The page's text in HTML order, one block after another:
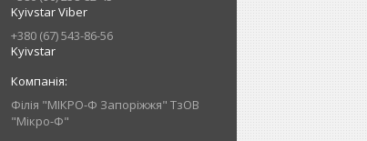
Kyivstar Viber
+380 (67) 543-86-56
Kyivstar
Філія "МІКРО-Ф Запоріжжя" ТзОВ
"Мікро-Ф"